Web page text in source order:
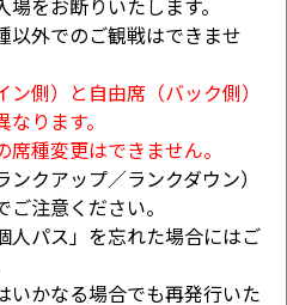
をお断りいたします。
以外でのご観戦はできませ
側）と自由席（バック側）
ります。
種変更はできません。
ンクアップ／ランクダウン）
注意ください。
人パス」を忘れた場合にはご
いかなる場合でも再発行いた